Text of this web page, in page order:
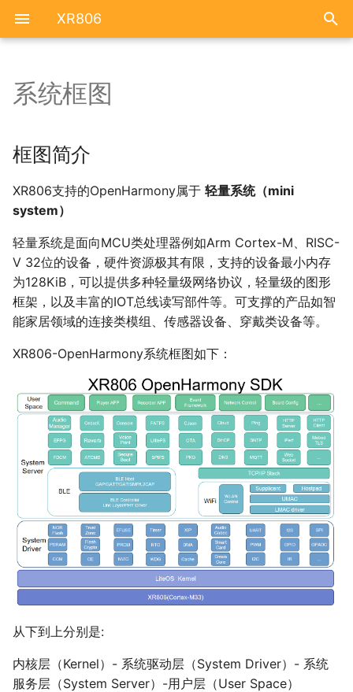
XR806
硬件简介
原理图
引脚功能
位号图
开发环境搭建
RTOS 快速开发入门
工程配置
镜像烧录
新工程创建
HelloWorld
框图简介
内核层（Kernel）
系统驱动层（System
Driver）
系统服务层（System
Server）
用户层（User Space）
资源汇总
FAQ
系统框图
框图简介
XR806支持的OpenHarmony属于 轻量系统（mini
system）
轻量系统是面向MCU类处理器例如Arm Cortex-M、RISC-
V 32位的设备，硬件资源极其有限，支持的设备最小内存
为128KiB，可以提供多种轻量级网络协议，轻量级的图形
框架，以及丰富的IOT总线读写部件等。可支撑的产品如智
能家居领域的连接类模组、传感器设备、穿戴类设备等。
XR806-OpenHarmony系统框图如下：
从下到上分别是:
内核层（Kernel）- 系统驱动层（System Driver）- 系统
服务层（System Server）-用户层（User Space）